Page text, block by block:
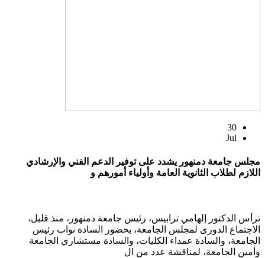
30
Jul
مجلس جامعة دمنهور يشدد على توفير الدعم الفني والإرشادي
اللازم لطلاب الثانوية العامة وأولياء أمورهم و
ترأس الدكتور إلهامي ترابيس، رئيس جامعة دمنهور، منذ قليل،
الاجتماع الدورى لمجلس الجامعة، بحضور السادة نواب رئيس
الجامعة، والسادة عمداء الكليات، والسادة مستشاري الجامعة
وأمين الجامعة، لمناقشة عدد من ال